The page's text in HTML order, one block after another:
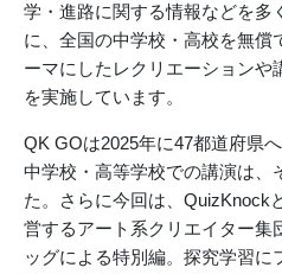
学・進路に関する情報などを多
に、全国の中学校・高校を無償
ーマにしたレクリエーションや
を実施しています。
QK GOは2025年に47都道府県
中学校・高等学校での講演は、
た。さらに今回は、QuizKnock
営するアート系クリエイター集
ッグによる特別編。探究学習